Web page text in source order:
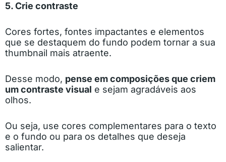
5. Crie contraste
Cores fortes, fontes impactantes e elementos
que se destaquem do fundo podem tornar a sua
thumbnail mais atraente.
Desse modo, pense em composições que criem
um contraste visual e sejam agradáveis aos
olhos.
Ou seja, use cores complementares para o texto
e o fundo ou para os detalhes que deseja
salientar.